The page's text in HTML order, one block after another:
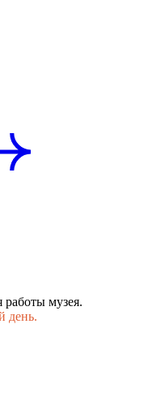
работы музея.
день.